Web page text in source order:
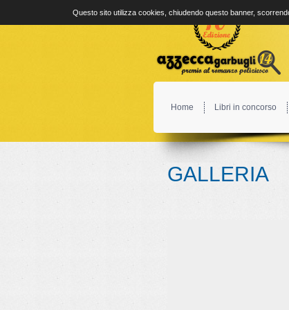
Home Libri in concorso
GALLERIA
Questo sito utilizza cookies, chiudendo questo banner,